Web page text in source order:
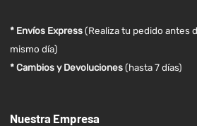
* Envíos Express(Realiza tu pedido antes
mismo día)
* Cambios y Devoluciones (hasta 7 días)
Nuestra Empresa